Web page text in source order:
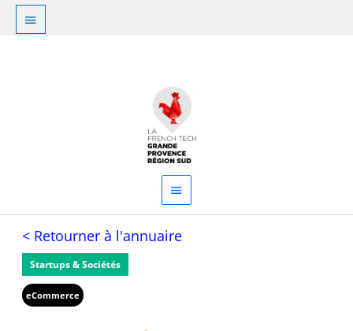
Aller
contenu
Au
dessus
principal
< Retourner à l'annuaire
Startups & Sociétés
eCommerce